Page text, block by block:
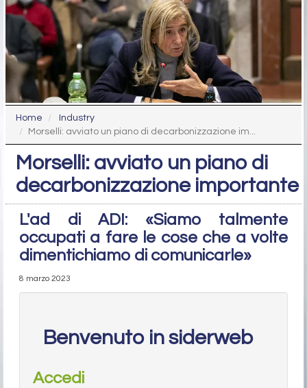
Home
Industry
Morselli: avviato un piano di decarbonizzazione im...
Morselli: avviato un piano di
decarbonizzazione importante
L'ad di ADI: «Siamo talmente
occupati a fare le cose che a volte
dimentichiamo di comunicarle»
8 marzo 2023
Benvenuto in siderweb
Accedi